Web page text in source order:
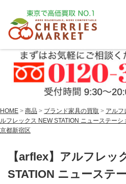
HOME > 商品 > ブランド家具の買取 > アルフ
ルフレックス NEW STATION ニューステー
京都新宿区
【arflex】アルフレッ
STATION ニューステ